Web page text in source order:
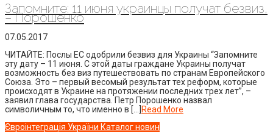
Запомните: 11 июня украинцы получат безвиз,
– Порошенко
07.05.2017
ЧИТАЙТЕ: Послы ЕС одобрили безвиз для Украины “Запомните
эту дату – 11 июня. С этой даты граждане Украины получат
возможность без виз путешествовать по странам Европейского
Союза. Это – первый весомый результат тех реформ, которые
происходят в Украине на протяжении последних трех лет”, –
заявил глава государства. Петр Порошенко назвал
символичным то, что именно в […]Read More
Євроінтеграція України Каталог новин